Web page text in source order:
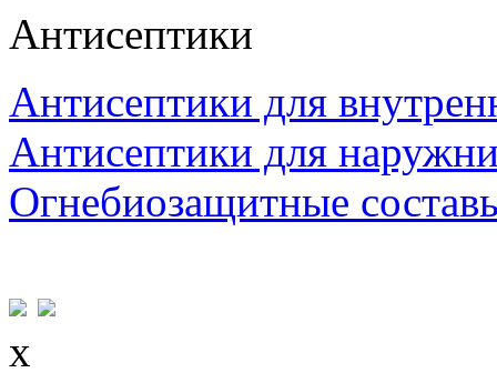
Антисептики
Антисептики для
Антисептики для
Огнебиозащитные
x